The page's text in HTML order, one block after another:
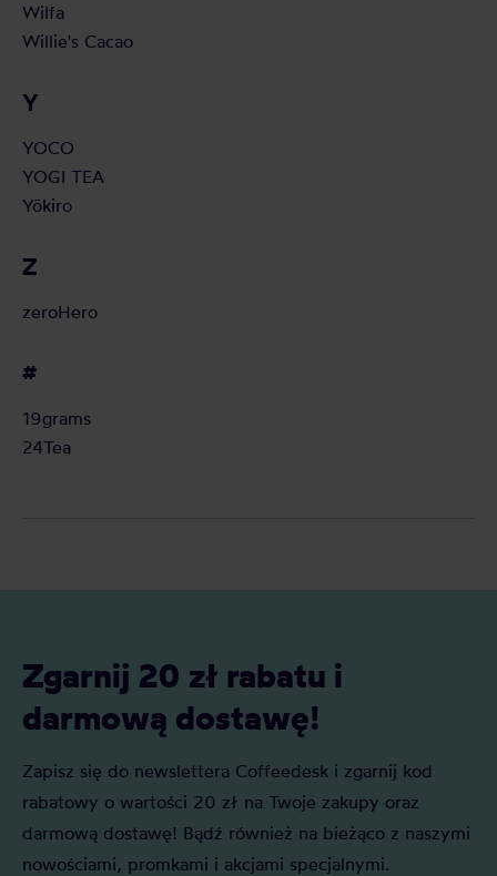
Wilfa
Willie's Cacao
Y
YOCO
YOGI TEA
Yōkiro
Z
zeroHero
#
19grams
24Tea
Zgarnij 20 zł rabatu i
darmową dostawę!
Zapisz się do newslettera Coffeedesk i zgarnij kod
rabatowy o wartości 20 zł na Twoje zakupy oraz
darmową dostawę! Bądź również na bieżąco z naszymi
nowościami, promkami i akcjami specjalnymi.